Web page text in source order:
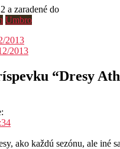
a zaradené do
Umbro
2013
2013
“Dresy
ako každú sezónu, ale iné